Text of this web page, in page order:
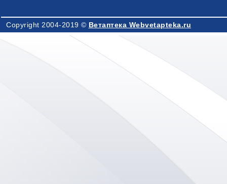
Copyright 2004-2019 © Ветаптека Webvetapteka.ru